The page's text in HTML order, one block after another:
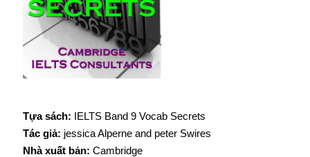
Tựa sách: IELTS Band 9 Vocab Secrets
Tác giả: jessica Alperne and peter Swires
Nhà xuất bản: Cambridge